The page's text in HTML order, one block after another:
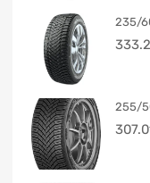
235/
255/